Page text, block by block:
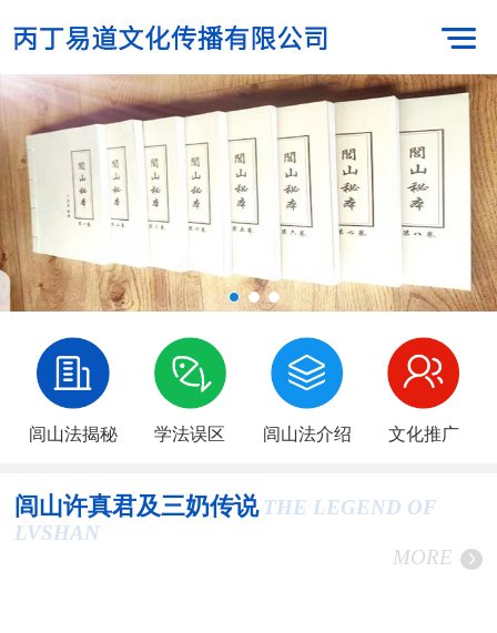
闾山法揭秘 学法误区 闾山法介绍 文化推广
闾山许真君及三奶传说 THE LEGEND OF
LVSHAN
MORE